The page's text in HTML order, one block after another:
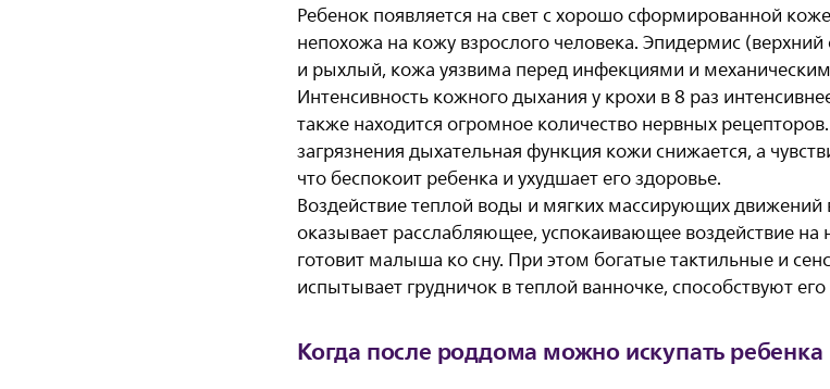
Ребенок появляется на свет с хорошо сформированной
непохожа на кожу взрослого человека. Эпидермис
и рыхлый, кожа уязвима перед инфекциями и
Интенсивность кожного дыхания у крохи в 8 раз
также находится огромное количество нервных
загрязнения дыхательная функция кожи снижается, а
что беспокоит ребенка и ухудшает его здоровье.
Воздействие теплой воды и мягких массирующих движений
оказывает расслабляющее, успокаивающее воздействие
готовит малыша ко сну. При этом богатые тактильные и
испытывает грудничок в теплой ванночке, способствуют
Когда после роддома можно искупать ребенка